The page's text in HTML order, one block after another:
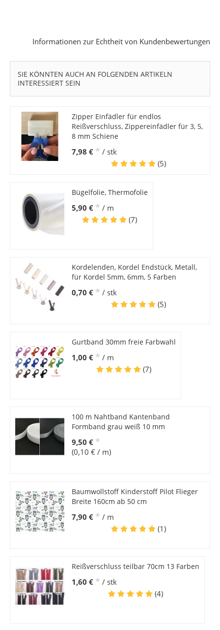
Informationen zur Echtheit von Kundenbewertungen
SIE KÖNNTEN AUCH AN FOLGENDEN ARTIKELN
INTERESSIERT SEIN
Zipper Einfädler für endlos
Reißverschluss, Zippereinfädler für 3, 5,
8 mm Schiene
7,98 € * / stk
(5)
Bügelfolie, Thermofolie
5,90 € * / m
(7)
Kordelenden, Kordel Endstück, Metall,
für Kordel 5mm, 6mm, 5 Farben
0,70 € * / stk
(5)
Gurtband 30mm freie Farbwahl
1,00 € * / m
(7)
100 m Nahtband Kantenband
Formband grau weiß 10 mm
9,50 € *
(0,10 € / m)
Baumwollstoff Kinderstoff Pilot Flieger
Breite 160cm ab 50 cm
7,90 € * / m
(1)
Reißverschluss teilbar 70cm 13 Farben
1,60 € * / stk
(4)